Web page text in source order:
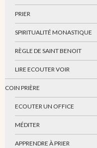
PRIER
SPIRITUALITÉ MONASTIQUE
RÈGLE DE SAINT BENOIT
LIRE ECOUTER VOIR
COIN PRIÈRE
ECOUTER UN OFFICE
MÉDITER
APPRENDRE À PRIER